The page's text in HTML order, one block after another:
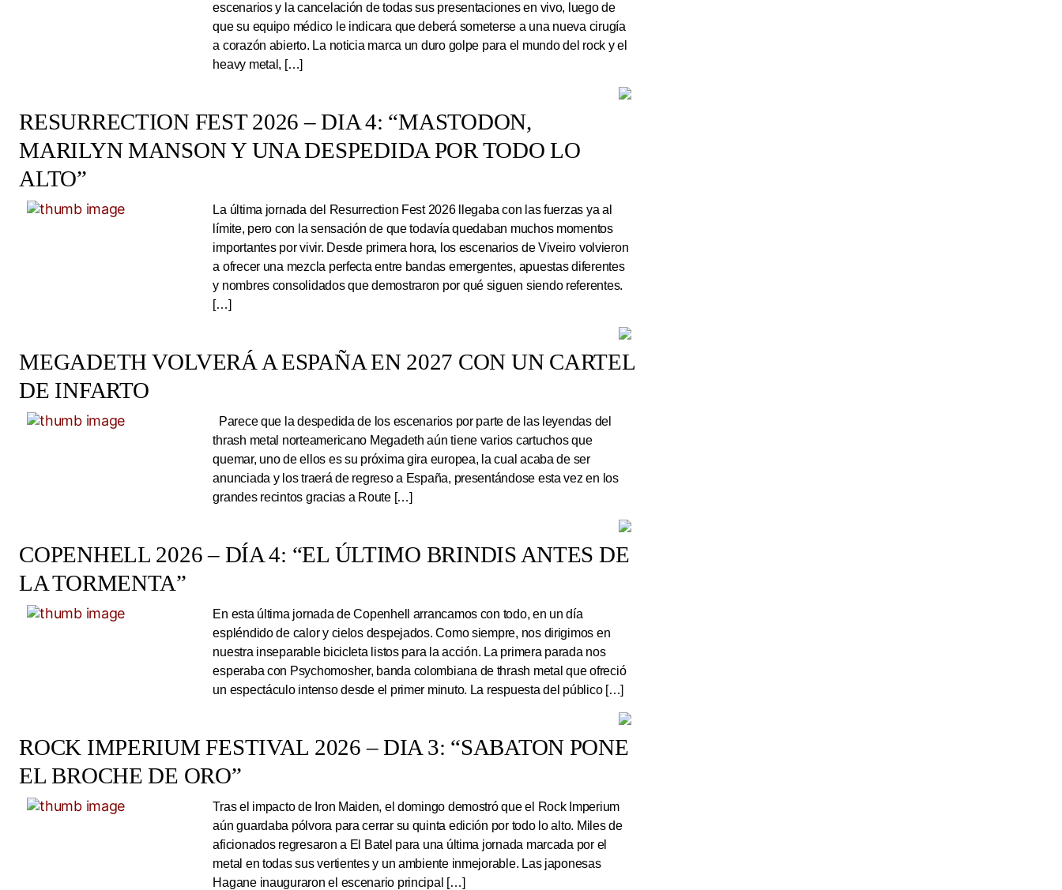
escenarios y la cancelación de todas sus presentaciones en vivo, luego de
que su equipo médico le indicara que deberá someterse a una nueva cirugía
a corazón abierto. La noticia marca un duro golpe para el mundo del rock y el
heavy metal, […]
RESURRECTION FEST 2026 – DIA 4: “MASTODON,
MARILYN MANSON Y UNA DESPEDIDA POR TODO LO
ALTO”
La última jornada del Resurrection Fest 2026 llegaba con las fuerzas ya al
límite, pero con la sensación de que todavía quedaban muchos momentos
importantes por vivir. Desde primera hora, los escenarios de Viveiro volvieron
a ofrecer una mezcla perfecta entre bandas emergentes, apuestas diferentes
y nombres consolidados que demostraron por qué siguen siendo referentes.
[…]
MEGADETH VOLVERÁ A ESPAÑA EN 2027 CON UN CARTEL
DE INFARTO
Parece que la despedida de los escenarios por parte de las leyendas del
thrash metal norteamericano Megadeth aún tiene varios cartuchos que
quemar, uno de ellos es su próxima gira europea, la cual acaba de ser
anunciada y los traerá de regreso a España, presentándose esta vez en los
grandes recintos gracias a Route […]
COPENHELL 2026 – DÍA 4: “EL ÚLTIMO BRINDIS ANTES DE
LA TORMENTA”
En esta última jornada de Copenhell arrancamos con todo, en un día
espléndido de calor y cielos despejados. Como siempre, nos dirigimos en
nuestra inseparable bicicleta listos para la acción. La primera parada nos
esperaba con Psychomosher, banda colombiana de thrash metal que ofreció
un espectáculo intenso desde el primer minuto. La respuesta del público […]
ROCK IMPERIUM FESTIVAL 2026 – DIA 3: “SABATON PONE
EL BROCHE DE ORO”
Tras el impacto de Iron Maiden, el domingo demostró que el Rock Imperium
aún guardaba pólvora para cerrar su quinta edición por todo lo alto. Miles de
aficionados regresaron a El Batel para una última jornada marcada por el
metal en todas sus vertientes y un ambiente inmejorable. Las japonesas
Hagane inauguraron el escenario principal […]